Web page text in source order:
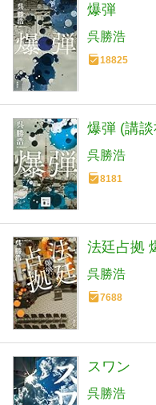
爆弾
呉勝浩
18825
爆弾 (講
呉勝浩
8181
法廷占拠
呉勝浩
7688
スワン
呉勝浩